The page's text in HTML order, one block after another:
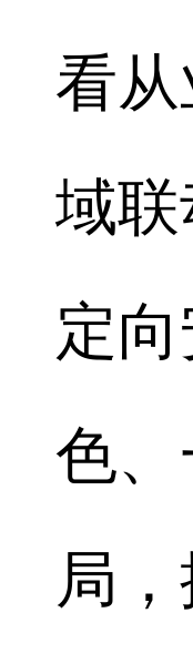
看
域
定
色
局